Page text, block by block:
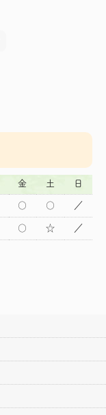
金 土 日
○ ○ ／
○ ☆ ／